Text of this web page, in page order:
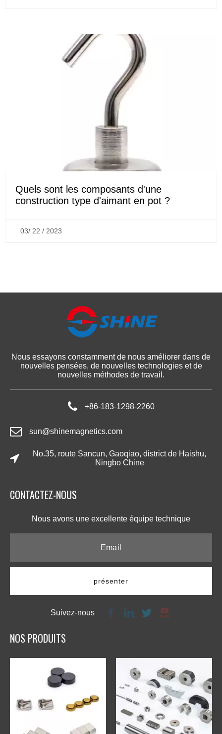
Quels sont les composants d'une
construction type d'aimant en pot ?
03/ 22 / 2023
Nous essayons constamment de nous améliorer dans de
nouvelles pensées, de nouvelles technologies et de
nouvelles méthodes de travail.
+86-183-1298-2260
sun@shinemagnetics.com
No.35, route Sancun, Gaoqiao, district de Haishu,
Ningbo Chine
CONTACTEZ-NOUS​​​​​​​
Nous avons une excellente équipe technique​​​​​​​
présenter
Suivez-nous
NOS PRODUITS